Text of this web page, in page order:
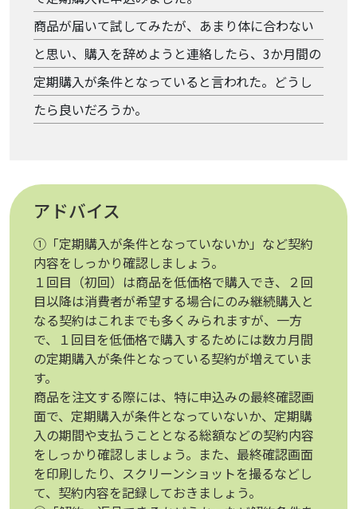
商品が届いて試してみたが、あまり体に合わない
と思い、購入を辞めようと連絡したら、3か月間の
定期購入が条件となっていると言われた。どうし
たら良いだろうか。
アドバイス
①「定期購入が条件となっていないか」など契約
内容をしっかり確認しましょう。
１回目（初回）は商品を低価格で購入でき、２回
目以降は消費者が希望する場合にのみ継続購入と
なる契約はこれまでも多くみられますが、一方
で、１回目を低価格で購入するためには数カ月間
の定期購入が条件となっている契約が増えていま
す。
商品を注文する際には、特に申込みの最終確認画
面で、定期購入が条件となっていないか、定期購
入の期間や支払うこととなる総額などの契約内容
をしっかり確認しましょう。また、最終確認画面
を印刷したり、スクリーンショットを撮るなどし
て、契約内容を記録しておきましょう。